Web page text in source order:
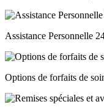
Assistance Personnelle
Options de forfaits de